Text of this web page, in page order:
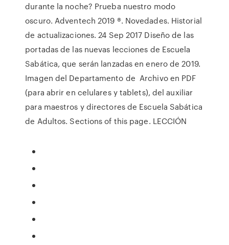
durante la noche? Prueba nuestro modo
oscuro. Adventech 2019 ®. Novedades. Historial
de actualizaciones. 24 Sep 2017 Diseño de las
portadas de las nuevas lecciones de Escuela
Sabática, que serán lanzadas en enero de 2019.
Imagen del Departamento de Archivo en PDF
(para abrir en celulares y tablets), del auxiliar
para maestros y directores de Escuela Sabática
de Adultos. Sections of this page. LECCIÓN